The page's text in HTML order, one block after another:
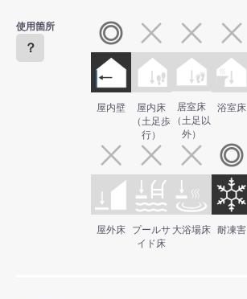
使用箇所
？
屋内壁
屋内床
（土足歩
行）
居室床
（土足以
外）
浴室床
屋外床
プールサ
イド床
大浴場床 耐凍害